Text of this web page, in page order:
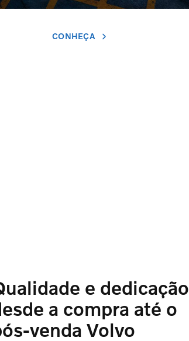
CONHEÇA
e dedicação
a compra até o
venda Volvo